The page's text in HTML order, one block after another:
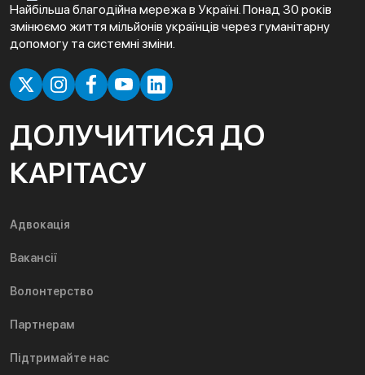
Найбільша благодійна мережа в Україні. Понад 30 років
змінюємо життя мільйонів українців через гуманітарну
допомогу та системні зміни.
ДОЛУЧИТИСЯ ДО
КАРІТАСУ
Адвокація
Вакансії
Волонтерство
Партнерам
Підтримайте нас